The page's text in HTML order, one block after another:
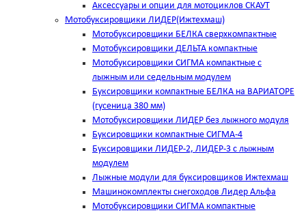
Аксессуары и опции для мотоциклов СКАУТ
Мотобуксировщики ЛИДЕР(Ижтехмаш)
Мотобуксировщики БЕЛКА сверхкомпактные
Мотобуксировщики ДЕЛЬТА компактные
Мотобуксировщики СИГМА компактные с
лыжным или седельным модулем
Буксировщики компактные БЕЛКА на ВАРИАТОРЕ
(гусеница 380 мм)
Мотобуксировщики ЛИДЕР без лыжного модуля
Буксировщики компактные СИГМА-4
Буксировщики ЛИДЕР-2, ЛИДЕР-3 c лыжным
модулем
Лыжные модули для буксировщиков Ижтехмаш
Машинокомплекты снегоходов Лидер Альфа
Мотобуксировщики СИГМА компактные